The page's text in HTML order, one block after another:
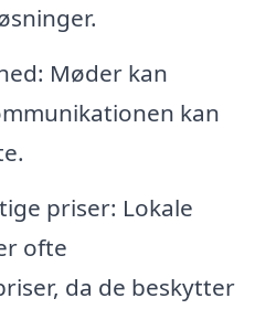
Møder kan
kan
priser: Lokale
ofte
da de beskytter